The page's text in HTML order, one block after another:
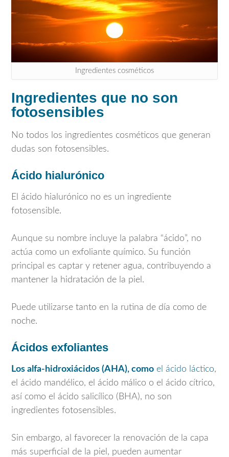
Ingredientes cosméticos
Ingredientes que no son
fotosensibles
No todos los ingredientes cosméticos que generan
dudas son fotosensibles.
Ácido hialurónico
El ácido hialurónico no es un ingrediente
fotosensible.
Aunque su nombre incluye la palabra “ácido”, no
actúa como un exfoliante químico. Su función
principal es captar y retener agua, contribuyendo a
mantener la hidratación de la piel.
Puede utilizarse tanto en la rutina de día como de
noche.
Ácidos exfoliantes
Los alfa-hidroxiácidos (AHA), como el ácido láctico,
el ácido mandélico, el ácido málico o el ácido cítrico,
así como el ácido salicílico (BHA), no son
ingredientes fotosensibles.
Sin embargo, al favorecer la renovación de la capa
más superficial de la piel, pueden aumentar